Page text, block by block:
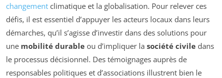
changement climatique et la globalisation. Pour relever ces
défis, il est essentiel d’appuyer les acteurs locaux dans leurs
démarches, qu’il s’agisse d’investir dans des solutions pour
une mobilité durable ou d’impliquer la société civile dans
le processus décisionnel. Des témoignages auprès de
responsables politiques et d’associations illustrent bien le